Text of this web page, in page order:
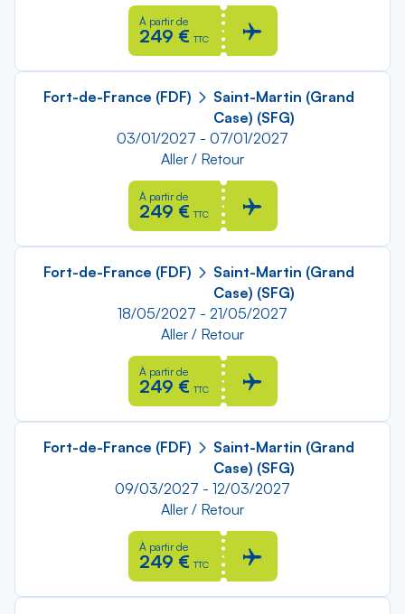
À partir de
249 € TTC
Fort-de-France (FDF)
Saint-Martin (Grand
Case) (SFG)
03/01/2027 - 07/01/2027
Aller / Retour
À partir de
249 € TTC
Fort-de-France (FDF)
Saint-Martin (Grand
Case) (SFG)
18/05/2027 - 21/05/2027
Aller / Retour
À partir de
249 € TTC
Fort-de-France (FDF)
Saint-Martin (Grand
Case) (SFG)
09/03/2027 - 12/03/2027
Aller / Retour
À partir de
249 € TTC